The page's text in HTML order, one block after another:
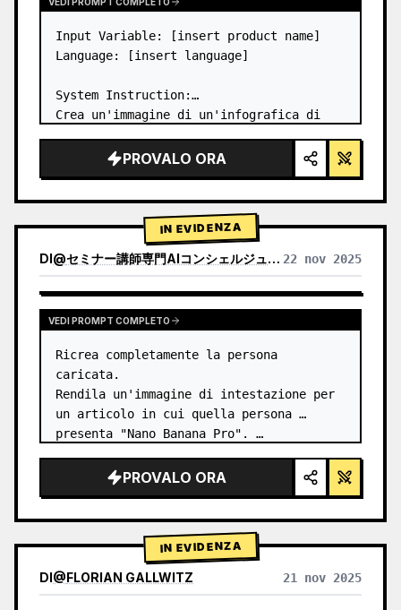
Input Variable: [insert product name]
Language: [insert language]
System Instruction:
Crea un'immagine di un'infografica di
liquido premium con 8 moduli (le schede
da 2 a 8 mostrano solo i titoli del
1) Analisi del pr…
PROVALO ORA
IN EVIDENZA
DI@セミナー講師専門AIコンシェルジュ｜工藤 晶 22 nov 2025
VISUALIZZA RISULTATI DI ALTRI MODELLI
VEDI PROMPT COMPLETO
Ricrea completamente la persona
caricata.
Rendila un'immagine di intestazione per
un articolo in cui quella persona
presenta "Nano Banana Pro". …
PROVALO ORA
IN EVIDENZA
DI@FLORIAN GALLWITZ 21 nov 2025